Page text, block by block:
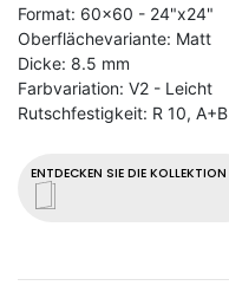
ENTDECKEN SIE DIE KOLLEKTION
Format: 60x60 - 24"x24"
Oberflächevariante: Matt
Dicke: 8.5 mm
Farbvariation: V2 - Leicht
Rutschfestigkeit: R 10, A+B